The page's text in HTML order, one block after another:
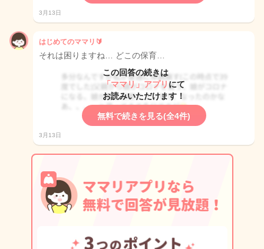
3月13日
はじめてのママリ🔰
それは困りますね… どこの保育…
この回答の続きは
「ママリ」アプリ にて
お読みいただけます！
無料で続きを見る(全4件)
3月13日